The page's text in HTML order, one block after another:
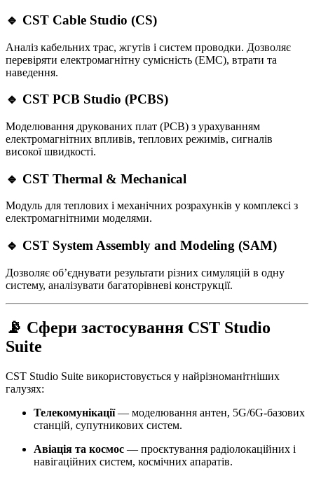
🔹 CST Cable Studio (CS)
Аналіз кабельних трас, жгутів і систем проводки. Дозволяє
перевіряти електромагнітну сумісність (EMC), втрати та
наведення.
🔹 CST PCB Studio (PCBS)
Моделювання друкованих плат (PCB) з урахуванням
електромагнітних впливів, теплових режимів, сигналів
високої швидкості.
🔹 CST Thermal & Mechanical
Модуль для теплових і механічних розрахунків у комплексі з
електромагнітними моделями.
🔹 CST System Assembly and Modeling (SAM)
Дозволяє об’єднувати результати різних симуляцій в одну
систему, аналізувати багаторівневі конструкції.
📡 Сфери застосування CST Studio
Suite
CST Studio Suite використовується у найрізноманітніших
галузях:
Телекомунікації— моделювання антен, 5G/6G-базових
станцій, супутникових систем.
Авіація та космос — проєктування радіолокаційних і
навігаційних систем, космічних апаратів.